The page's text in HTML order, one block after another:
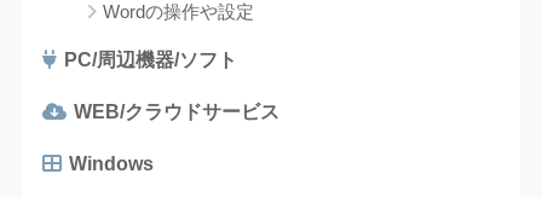
Wordの操作や設定
PC/周辺機器/ソフト
WEB/クラウドサービス
Windows